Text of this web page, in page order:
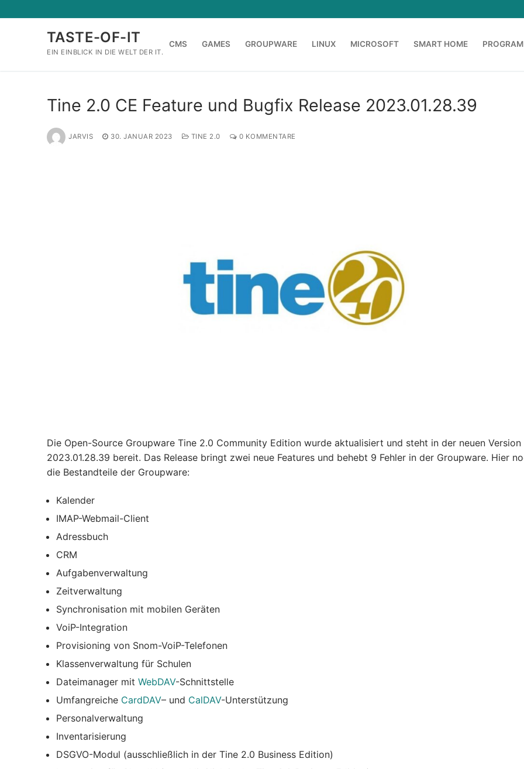
Inhalt
TASTE-OF-IT
EIN EINBLICK IN DIE WELT DER IT.
CMS GAMES GROUPWARE LINUX MICROSOFT SMART HOME
Tine 2.0 CE Feature und Bugfix Release 2023.01.28.39
JARVIS 30. JANUAR 2023 TINE 2.0 0 KOMMENTARE
Die Open-Source Groupware Tine 2.0 Community Edition wurde aktualisiert und steht in der neuen Version
2023.01.28.39 bereit. Das Release bringt zwei neue Features und behebt 9 Fehler in der Groupware. Hier
die Bestandteile der Groupware:
Kalender
IMAP-Webmail-Client
Adressbuch
CRM
Aufgabenverwaltung
Zeitverwaltung
Synchronisation mit mobilen Geräten
VoiP-Integration
Provisioning von Snom-VoiP-Telefonen
Klassenverwaltung für Schulen
Dateimanager mit WebDAV-Schnittstelle
Umfangreiche CardDAV– und CalDAV-Unterstützung
Personalverwaltung
Inventarisierung
DSGVO-Modul (ausschließlich in der Tine 2.0 Business Edition)